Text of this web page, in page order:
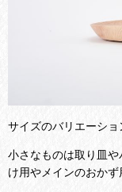
サイズのバリエーショ
小さなものは取り皿
け用やメインのおかず